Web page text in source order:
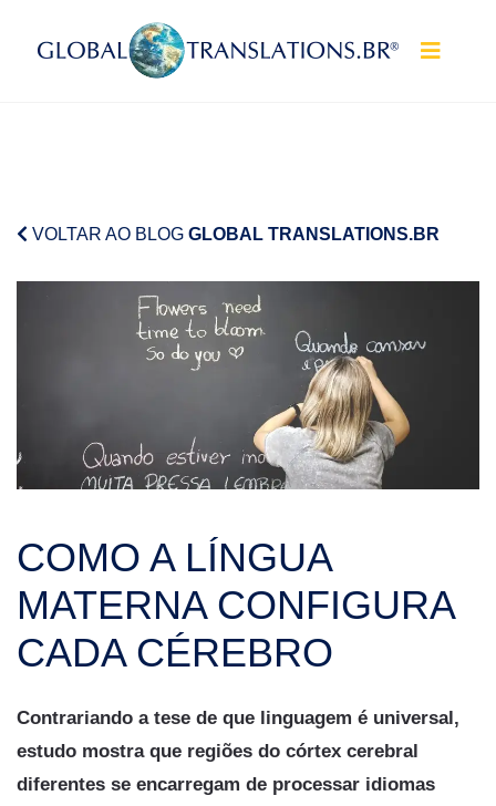
Pular para o conteúdo
VOLTAR AO BLOG GLOBAL TRANSLATIONS.BR
COMO A LÍNGUA
MATERNA CONFIGURA
CADA CÉREBRO
Contrariando a tese de que linguagem é universal,
estudo mostra que regiões do córtex cerebral
diferentes se encarregam de processar idiomas